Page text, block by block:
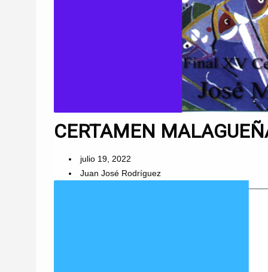
CERTAMEN
julio 19, 2022
Juan José Rodríguez